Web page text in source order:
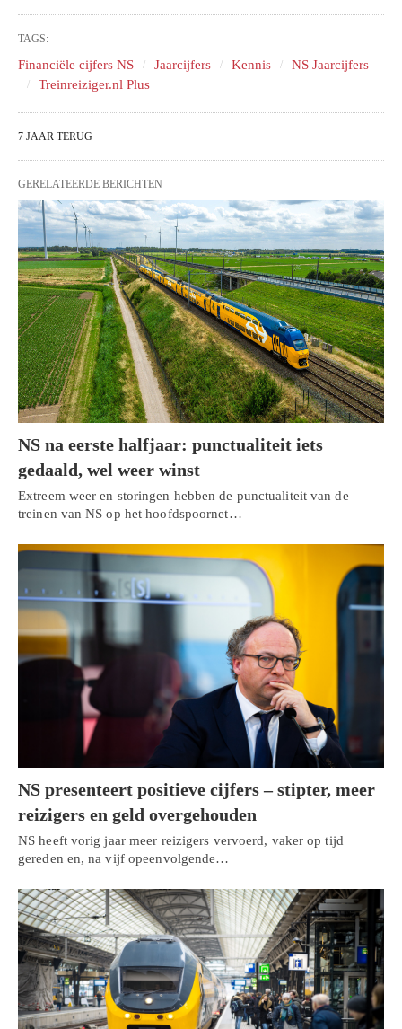
TAGS:
Financiële cijfers NS Jaarcijfers Kennis
NS Jaarcijfers
Treinreiziger.nl Plus
7 JAAR TERUG
GERELATEERDE BERICHTEN
NS na eerste halfjaar: punctualiteit iets
gedaald, wel weer winst
Extreem weer en storingen hebben de punctualiteit van de
treinen van NS op het hoofdspoornet…
NS presenteert positieve cijfers – stipter, meer
reizigers en geld overgehouden
NS heeft vorig jaar meer reizigers vervoerd, vaker op tijd
gereden en, na vijf opeenvolgende…